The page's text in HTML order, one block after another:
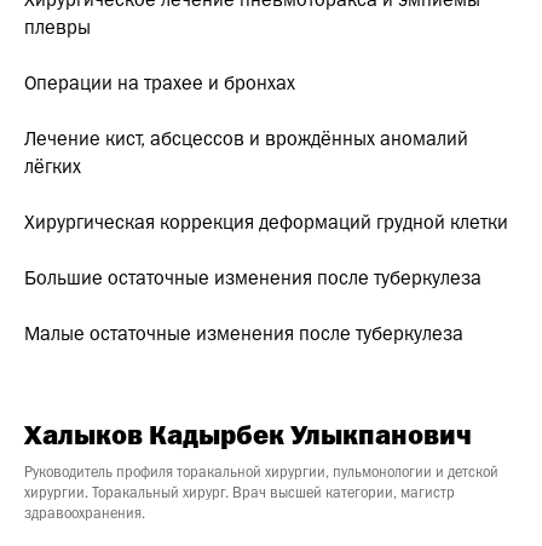
плевры
Операции на трахее и бронхах
Лечение кист, абсцессов и врождённых аномалий
лёгких
Хирургическая коррекция деформаций грудной клетки
Большие остаточные изменения после туберкулеза
Малые остаточные изменения после туберкулеза
Халыков Кадырбек Улыкпанович
Руководитель профиля торакальной хирургии, пульмонологии и детской
хирургии. Торакальный хирург. Врач высшей категории, магистр
здравоохранения.